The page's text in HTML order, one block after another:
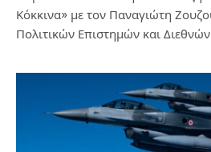
Κόκκινα» με τον Παναγιώτη
Πολιτικών Επιστημών και